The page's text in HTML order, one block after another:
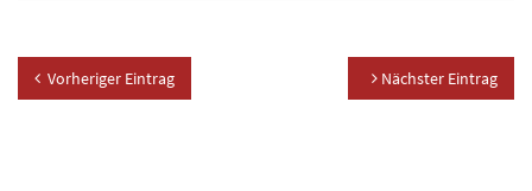
Vorheriger Eintrag Nächster Eintrag